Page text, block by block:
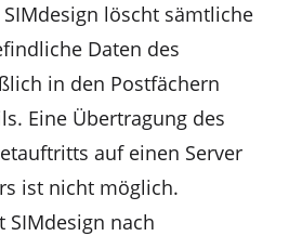
löscht sämtliche
Daten des
in den Postfächern
Eine Übertragung des
auf einen Server
ist nicht möglich.
SIMdesign nach